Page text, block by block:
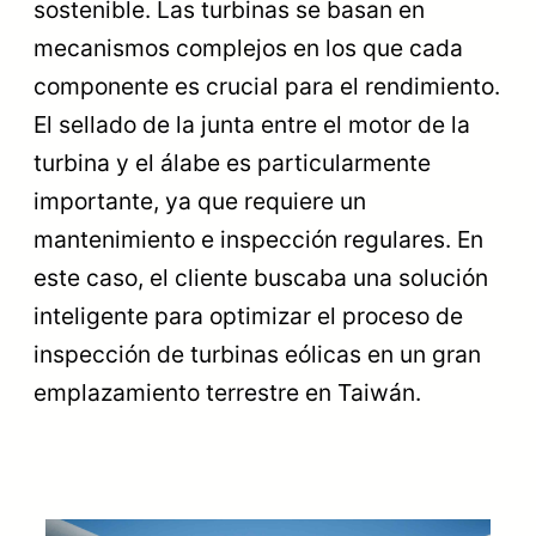
sostenible. Las turbinas se basan en
mecanismos complejos en los que cada
componente es crucial para el rendimiento.
El sellado de la junta entre el motor de la
turbina y el álabe es particularmente
importante, ya que requiere un
mantenimiento e inspección regulares. En
este caso, el cliente buscaba una solución
inteligente para optimizar el proceso de
inspección de turbinas eólicas en un gran
emplazamiento terrestre en Taiwán.